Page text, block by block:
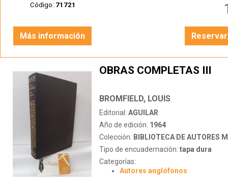
Código: 71721
Más información
OBRAS COMPLETAS III
BROMFIELD, LOUIS
Editorial: AGUILAR
Año de edición: 1964
Colección: BIBLIOTECA DE AUTORES
Tipo de encuadernación: tapa dura
Categorías:
Autores anglófonos